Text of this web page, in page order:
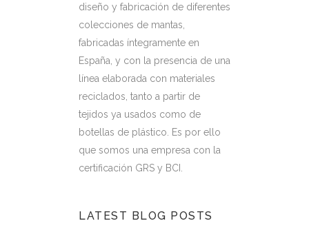
diseño y fabricación de diferentes
colecciones de mantas,
fabricadas íntegramente en
España, y con la presencia de una
línea elaborada con materiales
reciclados, tanto a partir de
tejidos ya usados como de
botellas de plástico. Es por ello
que somos una empresa con la
certificación GRS y BCI.
LATEST BLOG POSTS